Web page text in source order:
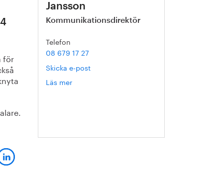
för
Jansson
Kommunikationsdirektör
Telefon
08 679 17 27
Skicka e-post
Läs mer